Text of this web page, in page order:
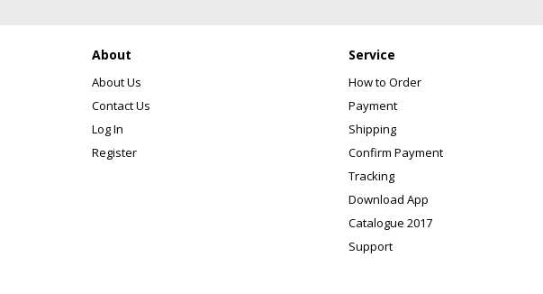
About
About Us
Contact Us
Log In
Register
Service
How to Order
Payment
Shipping
Confirm Payment
Tracking
Download App
Catalogue 2017
Support